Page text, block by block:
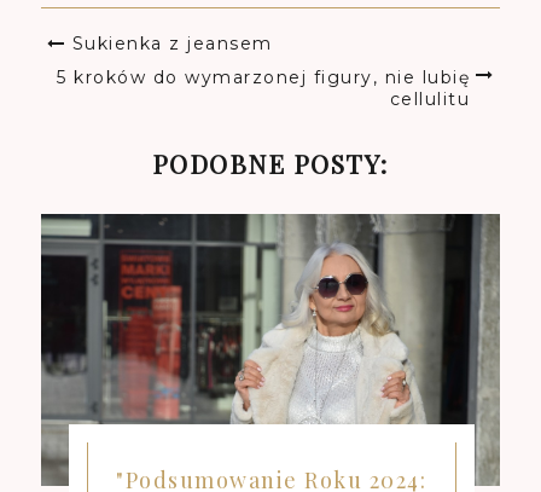
Sukienka z jeansem
5 kroków do wymarzonej figury, nie lubię
cellulitu
PODOBNE POSTY:
"Podsumowanie Roku 2024: